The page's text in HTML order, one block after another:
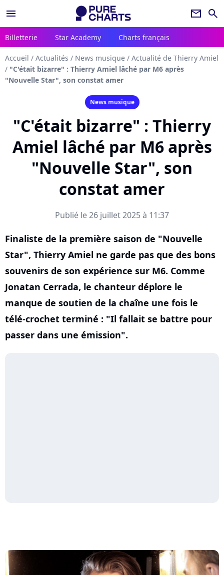
menu newsletter search
Billetterie Star Academy Charts français
Accueil / Actualités / News musique / Actualité de Thierry Amiel
/ "C'était bizarre" : Thierry Amiel lâché par M6 après
"Nouvelle Star", son constat amer
News musique
"C'était bizarre" : Thierry
Amiel lâché par M6 après
"Nouvelle Star", son
constat amer
Publié le 26 juillet 2025 à 11:37
Finaliste de la première saison de "Nouvelle
Star", Thierry Amiel ne garde pas que des bons
souvenirs de son expérience sur M6. Comme
Jonatan Cerrada, le chanteur déplore le
manque de soutien de la chaîne une fois le
télé-crochet terminé : "Il fallait se battre pour
passer dans une émission".